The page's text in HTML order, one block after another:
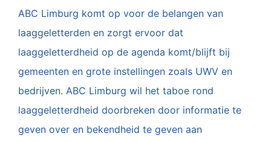
ABC Limburg komt op voor de belangen van
laaggeletterden en zorgt ervoor dat
laaggeletterdheid op de agenda komt/blijft bij
gemeenten en grote instellingen zoals UWV en
bedrijven. ABC Limburg wil het taboe rond
laaggeletterdheid doorbreken door informatie te
geven over en bekendheid te geven aan